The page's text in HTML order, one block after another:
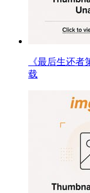
《最后生还
载